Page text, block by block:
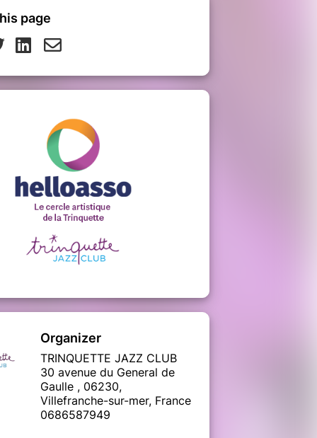
page
Organizer
TRINQUETTE JAZZ CLUB
30 avenue du General de
Gaulle , 06230,
Villefranche-sur-mer, France
0686587949